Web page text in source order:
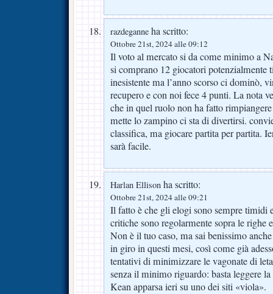
razdeganne ha scritto:
Ottobre 21st, 2024 alle 09:12
Il voto al mercato si da come minimo a
si comprano 12 giocatori potenzialmente
inesistente ma l’anno scorso ci dominò,
recupero e con noi fece 4 punti. La nota
che in quel ruolo non ha fatto
mette lo zampino ci sta di divertirsi.
classifica, ma giocare partita per partita.
sarà facile.
Harlan Ellison ha scritto:
Ottobre 21st, 2024 alle 09:21
Il fatto è che gli elogi sono sempre timidi
critiche sono regolarmente sopra le righe
Non è il tuo caso, ma sai benissimo
in giro in questi mesi, così come già
tentativi di minimizzare le vagonate di
senza il minimo riguardo: basta leggere
Kean apparsa ieri su uno dei siti «viola».